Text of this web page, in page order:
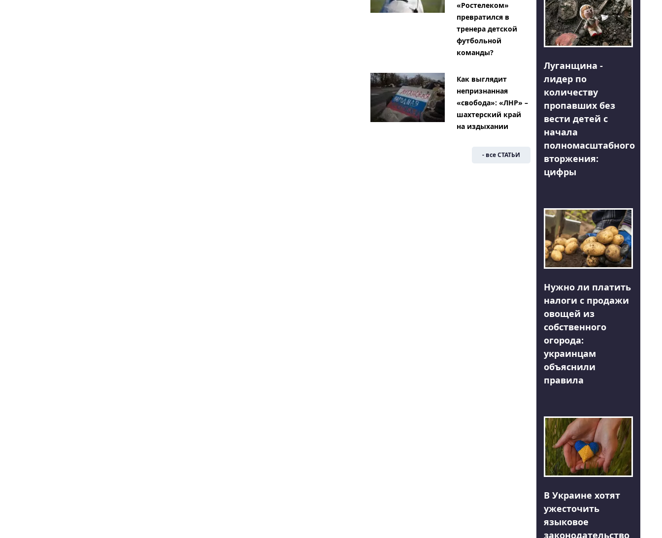
«Ростелеком»
превратился в
тренера детской
футбольной
команды?
Как выглядит
непризнанная
«свобода»: «ЛНР» –
шахтерский край
на издыхании
- все СТАТЬИ
Луганщина -
лидер по
количеству
пропавших без
вести детей с
начала
полномасштабного
вторжения:
цифры
Нужно ли платить
налоги с продажи
овощей из
собственного
огорода:
украинцам
объяснили
правила
В Украине хотят
ужесточить
языковое
законодательство